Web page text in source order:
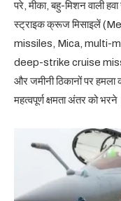
परे, मीका, बहु-मिशन वाली
स्ट्राइक क्रूज मिसाइलें
missiles, Mica, multi-
deep-strike cruise
और जमीनी ठिकानों पर
महत्वपूर्ण क्षमता अंतर को